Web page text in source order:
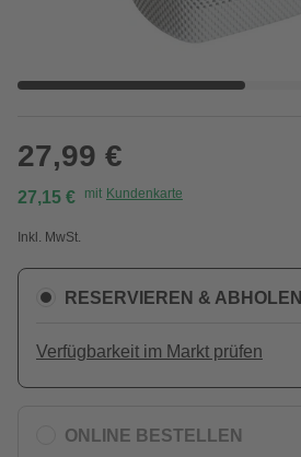
27,99 €
27,15 € mit Kundenkarte
Inkl. MwSt.
RESERVIEREN & ABHOLEN
Verfügbarkeit im Markt prüfen
ONLINE BESTELLEN